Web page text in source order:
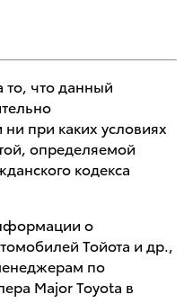
что данный
при каких условиях
определяемой
кодекса
о
Тойота и др.,
по
Major Toyota в